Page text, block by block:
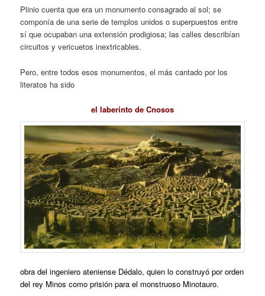
Plinio cuenta que era un monumento consagrado al sol; se
componía de una serie de templos unidos o superpuestos entre
sí que ocupaban una extensión prodigiosa; las calles describían
circuitos y vericuetos inextricables.
Pero, entre todos esos monumentos, el más cantado por los
literatos ha sido
el laberinto de Cnosos
obra del ingeniero ateniense Dédalo, quien lo construyó por orden
del rey Minos como prisión para el monstruoso Minotauro.